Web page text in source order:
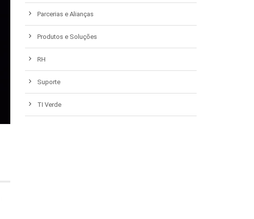
Parcerias e Alianças
Produtos e Soluções
RH
Suporte
TI Verde